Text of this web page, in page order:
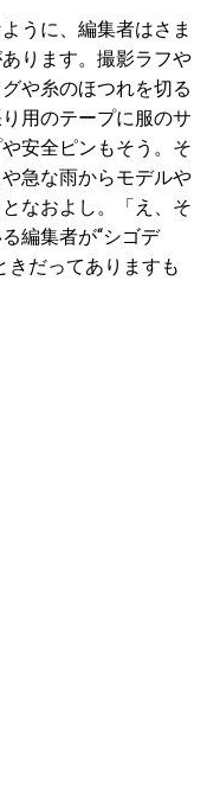
うに、編集者はさま
ります。撮影ラフや
や糸のほつれを切る
用のテープに服のサ
安全ピンもそう。そ
急な雨からモデルや
なおよし。「え、そ
編集者が“シゴデ
きだってありますも